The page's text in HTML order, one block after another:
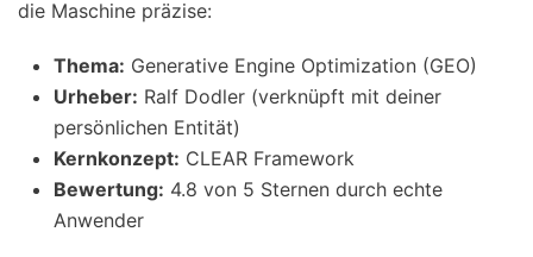
die Maschine präzise:
Thema: Generative Engine Optimization (GEO)
Urheber: Ralf Dodler (verknüpft mit deiner
persönlichen Entität)
Kernkonzept: CLEAR Framework
Bewertung: 4.8 von 5 Sternen durch echte
Anwender